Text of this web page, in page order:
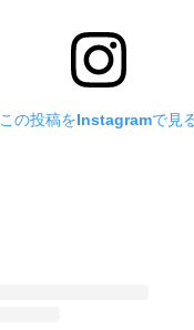
この投稿をInstagramで見